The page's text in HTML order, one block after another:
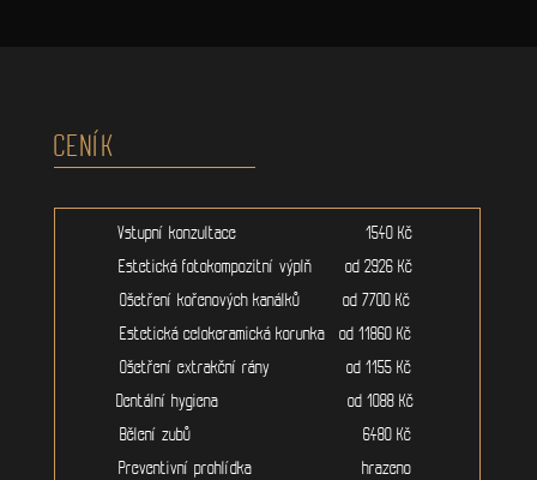
CENÍK
Vstupní konzultace 1540 Kč
Estetická fotokompozitní výplň od 2926 Kč
Ošetření kořenových kanálků od 7700 Kč
Estetická celokeramická korunka od 11860 Kč
Ošetření extrakční rány od 1155 Kč
Dentální hygiena od 1088 Kč
Bělení zubů 6480 Kč
Preventivní prohlídka hrazeno